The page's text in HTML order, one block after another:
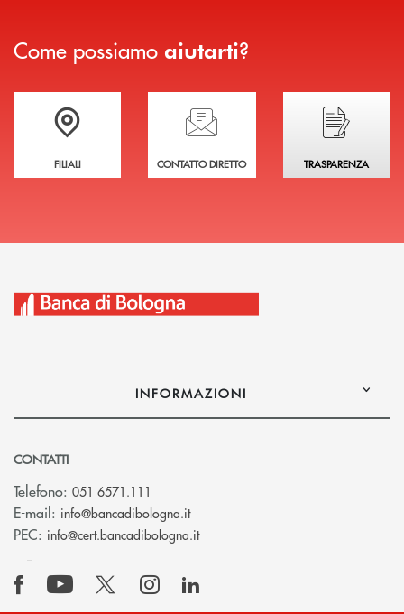
Come possiamo aiutarti?
Trova la filiale più vicina a te
FILIALI
Hai bisogno di assistenza immediata?
CONTATTO DIRETTO
Hai bisogno di
TRASPARENZA
INFORMAZIONI
CONTATTI
Telefono: 051 6571.111
E-mail: info@bancadibologna.it(si apre l’app di posta elettronica)
PEC: info@cert.bancadibologna.it(si apre l’app di posta